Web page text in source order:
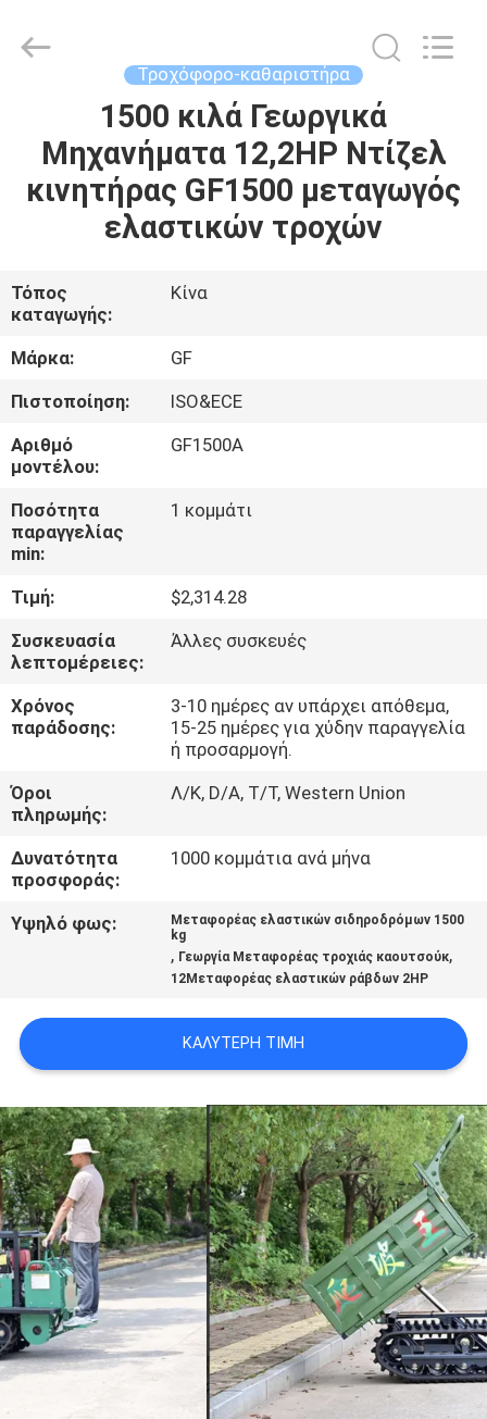
ΑΡΧΙΚΉ
ΣΕΛΊΔΑ
ΠΡΟΪΌΝΤΑ
ΣΧΕΤΙΚΆ
ΜΕ
ΕΜΆΣ
ΓΎΡΟΣ
ΕΡΓΟΣΤΑΣΊΩΝ
ΠΟΙΟΤΙΚΌΣ
ΈΛΕΓΧΟΣ
ΕΠΑΦΉ
ΝΈΑ
SITEMAP
ΠΟΛΙΤΙΚΉ
ΑΠΟΡΡΉΤΟΥ
CO.,LIMITED.
Τροχόφορο-καθαριστήρα
1500 κιλά Γεωργικά
Μηχανήματα 12,2HP Ντίζελ
κινητήρας GF1500 μεταγωγός
ελαστικών τροχών
Τόπος
καταγωγής:
Κίνα
Μάρκα:
GF
Πιστοποίηση:
ISO&ECE
Αριθμό
μοντέλου:
GF1500A
Ποσότητα
παραγγελίας
min:
1 κομμάτι
Τιμή:
$2,314.28
Συσκευασία
λεπτομέρειες:
Άλλες συσκευές
Χρόνος
παράδοσης:
3-10 ημέρες αν υπάρχει απόθεμα,
15-25 ημέρες για χύδην παραγγελία
ή προσαρμογή.
Όροι
πληρωμής:
Λ/Κ, D/A, T/T, Western Union
Δυνατότητα
προσφοράς:
1000 κομμάτια ανά μήνα
Υψηλό φως:
Μεταφορέας ελαστικών σιδηροδρόμων 1500
kg
, Γεωργία Μεταφορέας τροχιάς καουτσούκ,
12Μεταφορέας ελαστικών ράβδων 2HP
ΚΑΛΎΤΕΡΗ ΤΙΜΉ